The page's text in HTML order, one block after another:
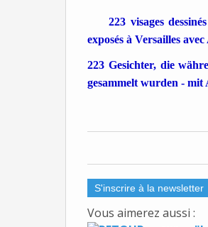
223 visages
exposés à Versailles
223 Gesichter, die
gesammelt wurden -
S'inscrire à la newsletter
Vous aimerez aussi :